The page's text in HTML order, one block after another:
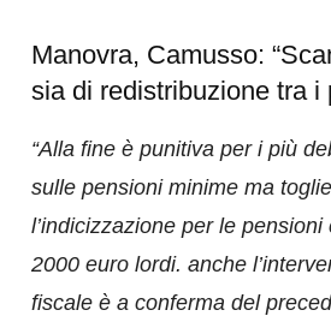
Manovra, Camusso:
sia di redistribuzione tra i
“Alla fine è punitiva per i più
sulle pensioni minime ma
l’indicizzazione per le pensioni
2000 euro lordi. anche
fiscale è a conferma del